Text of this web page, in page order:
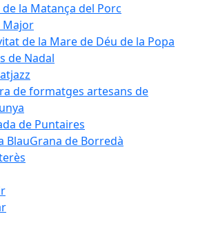
de la Matança del Porc
Major
de la Mare de Déu de la Popa
de Nadal
de formatges artesans de
de Puntaires
BlauGrana de Borredà